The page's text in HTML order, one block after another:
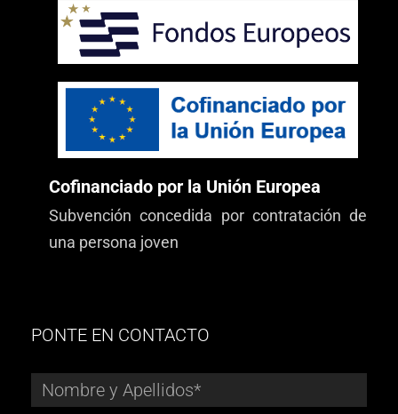
Cofinanciado por la Unión Europea
Subvención concedida por contratación de
una persona joven
PONTE EN CONTACTO